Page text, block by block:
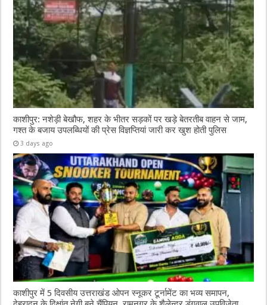
काशीपुर: नशेड़ी बेखौफ, शहर के भीतर सड़कों पर खड़े बेतरतीब वाहन से जाम,
गश्त के बजाय उपलब्धियों की प्रेस विज्ञप्तियां जारी कर खुश होती पुलिस
3 days ago
काशीपुर में 5 दिवसीय उत्तराखंड ओपन स्नूकर टूर्नामेंट का भव्य समापन,